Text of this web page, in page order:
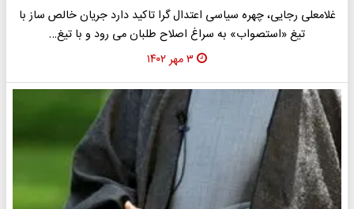
غلامعلی رجایی، چهره سیاسی اعتدال گرا تاکید دارد جریان خالص ساز با
تیغ «استصواب» به سراغ اصلاح طلبان می رود و با تیغ…
۳ مهر ۱۴۰۲